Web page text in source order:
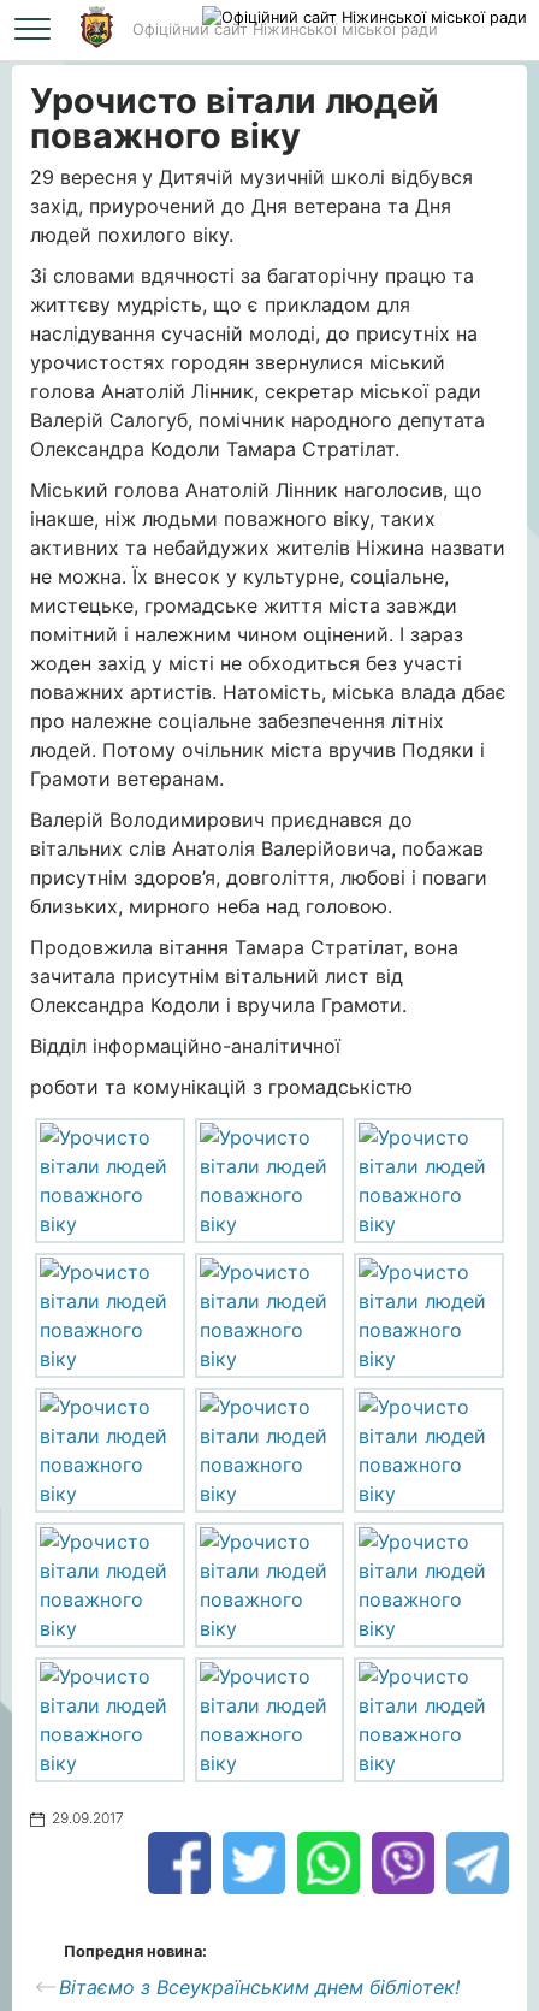
Офіційний сайт Ніжинської міської ради
Головна Урочисто вітали людей поважного віку
Урочисто вітали людей
поважного віку
29 вересня у Дитячій музичній школі відбувся
захід, приурочений до Дня ветерана та Дня
людей похилого віку.
Зі словами вдячності за багаторічну працю та
життєву мудрість, що є прикладом для
наслідування сучасній молоді, до присутніх на
урочистостях городян звернулися міський
голова Анатолій Лінник, секретар міської ради
Валерій Салогуб, помічник народного депутата
Олександра Кодоли Тамара Стратілат.
Міський голова Анатолій Лінник наголосив, що
інакше, ніж людьми поважного віку, таких
активних та небайдужих жителів Ніжина назвати
не можна. Їх внесок у культурне, соціальне,
мистецьке, громадське життя міста завжди
помітний і належним чином оцінений. І зараз
жоден захід у місті не обходиться без участі
поважних артистів. Натомість, міська влада дбає
про належне соціальне забезпечення літніх
людей. Потому очільник міста вручив Подяки і
Грамоти ветеранам.
Валерій Володимирович приєднався до
вітальних слів Анатолія Валерійовича, побажав
присутнім здоров’я, довголіття, любові і поваги
близьких, мирного неба над головою.
Продовжила вітання Тамара Стратілат, вона
зачитала присутнім вітальний лист від
Олександра Кодоли і вручила Грамоти.
Відділ інформаційно-аналітичної
роботи та комунікацій з громадськістю
29.09.2017
Попредня новина:
Вітаємо з Всеукраїнським днем бібліотек!